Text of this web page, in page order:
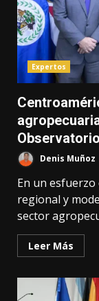
Expertos
Denis Muñoz
En un
regional y
sector
Leer Más